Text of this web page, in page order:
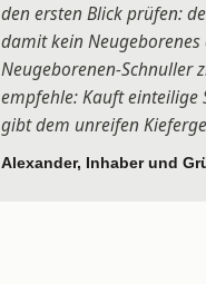
den ersten Blick prüfen:
damit kein Neugeborenes
Neugeborenen-Schnuller
empfehle: Kauft einteilige
gibt dem unreifen
Alexander, Inhaber und